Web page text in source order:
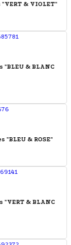
& VIOLET"
& BLANC
& ROSE"
& BLANC